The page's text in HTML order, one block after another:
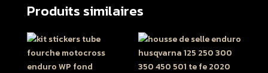
Produits similaires